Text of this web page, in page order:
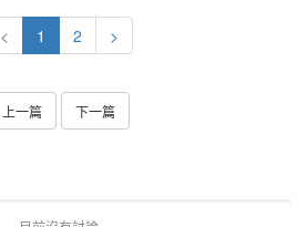
< 1 2 >
上一篇 下一篇